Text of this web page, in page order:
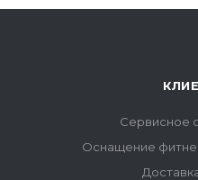
Сервисное
Оснащение